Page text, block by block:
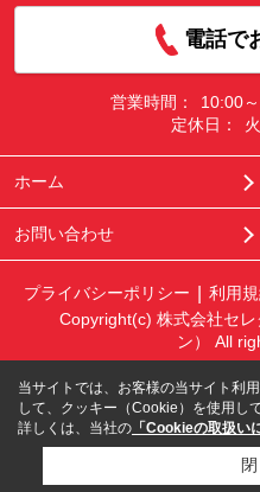
電話で
営業時間：
10:00
定休日：
ホーム
お問い合わせ
プライバシーポリシー 利用
Copyright(c) 株式会社セ
ン） All
当サイトでは、お客様の当サイト利
して、クッキー（Cookie）を使用し
詳しくは、当社の 「Cookieの取扱い